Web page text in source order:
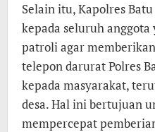
Selain itu, Kapolres
kepada seluruh
patroli agar
telepon darurat Polres
kepada masyarakat,
desa. Hal ini bertujuan
mempercepat